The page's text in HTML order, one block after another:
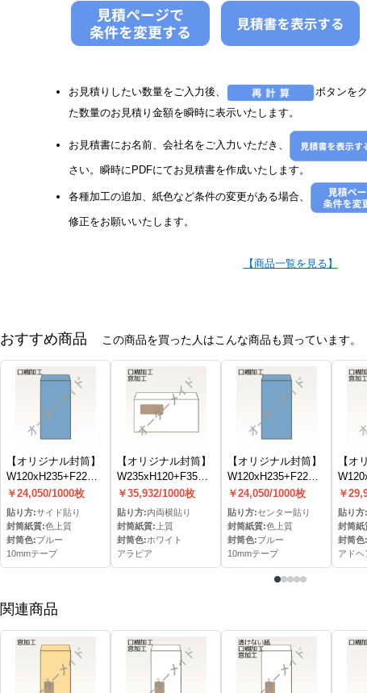
お見積りしたい数量をご入力後、
ボタンを
た数量のお見積り金額を瞬時に表示いたします。
お見積書にお名前、会社名をご入力いただき、
さい。瞬時にPDFにてお見積書を作成いたします。
各種加工の追加、紙色など条件の変更がある場合、
修正をお願いいたします。
【商品一覧を見る】
おすすめ商品 この商品を買った人はこんな商品も買っています。
【オリジナル封筒】
W120xH235+F22封
筒(10mmテープ)(S
貼)
￥24,050/1000枚
貼り方:サイド貼り
封筒紙質:色上質
封筒色:ブルー
10mmテープ
【オリジナル封筒】
W235xH120+F35内
カマス貼窓明封筒(ア
ラビア)(両横貼)
￥35,932/1000枚
貼り方:内両横貼り
封筒紙質: 上質
封筒色:ホワイト
アラビア
【オリジナル封筒】
W120xH235+F22封
筒(10mmテープ)(C
貼)
￥24,050/1000枚
貼り方:センター貼り
封筒紙質:色上質
封筒色:ブルー
10mmテープ
【オ
明封
貼)
￥
貼り方:
封筒紙
封筒色:
アドヘ
関連商品